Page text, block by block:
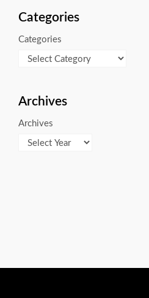
Categories
Categories
Archives
Archives